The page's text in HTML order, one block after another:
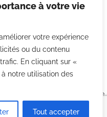
à votre vie
votre expérience
ou du contenu
En cliquant sur «
notre utilisation des
Tout accepter
cookies
Agence